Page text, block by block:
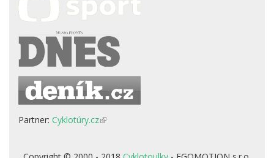
Partner: Cyklotúry.cz(odkaz